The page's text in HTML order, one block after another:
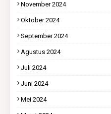
November 2024
Oktober 2024
September 2024
Agustus 2024
Juli 2024
Juni 2024
Mei 2024